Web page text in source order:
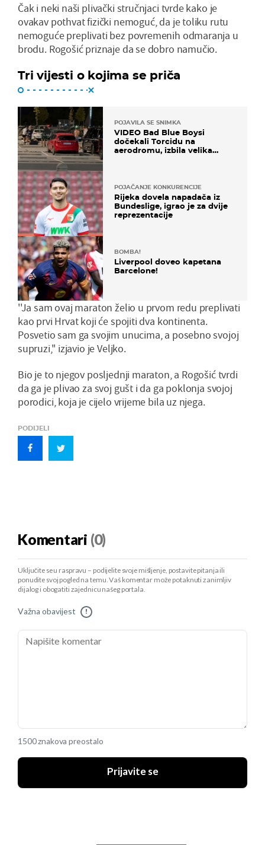
Čak i neki naši plivački stručnjaci tvrde kako je
ovakav pothvat fizički nemoguć, da je toliku rutu
nemoguće preplivati bez povremenih odmaranja u
brodu. Rogošić priznaje da se dobro namučio.
Tri vijesti o kojima se priča
POJAVILA SE SNIMKA
VIDEO Bad Blue Boysi
dočekali Torcidu na
aerodromu, izbila velika
POJAČANJE KONKURENCIJE
Rijeka dovela napadača iz
Bundeslige, igrao je za dvije
reprezentacije
BOMBA!
Liverpool doveo kapetana
Barcelone!
''Ja sam ovaj maraton želio u prvom redu preplivati
kao prvi Hrvat koji će spojiti dva kontinenta.
Posvetio sam ga svojim unucima, a posebno svojoj
supruzi,'' izjavio je Veljko.
Bio je to njegov posljednji maraton, a Rogošić tvrdi
da ga je plivao za svoj gušt i da ga poklonja svojoj
porodici, koja je cijelo vrijeme bila uz njega.
PODIJELI
Komentari (0)
Uključite se u raspravu – podijelite svoje mišljenje, postavite pitanja ili
ponudite svoj pogled na temu. Vaš komentar može potaknuti zanimljiv
dijalog i obogatiti zajednicu našeg portala.
Važna obavijest !
1500 znakova preostalo
Prijavite se